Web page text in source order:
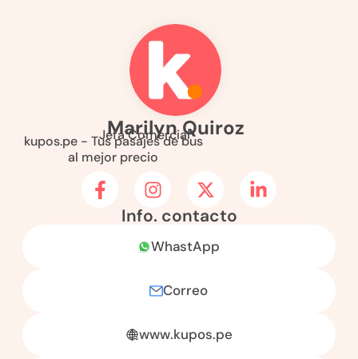
Marilyn Quiroz
Jefa Comercial
kupos.pe - Tus pasajes de bus
al mejor precio
Info. contacto
WhastApp
Correo
www.kupos.pe